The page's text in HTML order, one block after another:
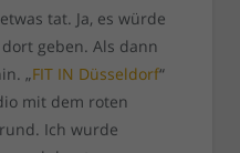
tat. Ja, es würde
geben. Als dann
„FIT IN Düsseldorf“
mit dem roten
Ich wurde